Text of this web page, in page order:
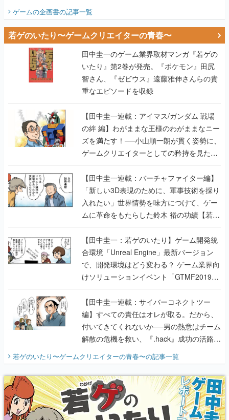
ビュー】
ゲームの企画書の記事一覧
若ゲのいたり〜ゲームクリエイターの青春〜
田中圭一のゲーム業界取材マンガ『若ゲの
いたり』第2巻が発売。『ポケモン』田尻
智さん、『ゼビウス』遠藤雅伸さんらの貴
重なエピソードを収録
【田中圭一連載：アイマス/ガンダム 戦場
の絆 編】わがままな王様のわがままなニー
ズを満たす！──小山順一朗が貫く姿勢に、
ゲームクリエイターとしての矜持を見た
【若ゲのいたり最終回】
【田中圭一連載：バーチャファイター編】
「新しい3D表現のために、軍事技術を採り
入れたい」世界情勢を味方につけて、ゲー
ムに革命をもたらした鈴木 裕の功績【若ゲ
のいたり】
【田中圭一：若ゲのいたり】ゲーム開発統
合環境「Unreal Engine」最新バージョン
で、開発環境はどう変わる？ ゲーム業界向
けソリューションイベント「GTMF2019」
に行って、より理解を深めよう【PR】
【田中圭一連載：サイバーコネクトツー
編】すべての責任はオレが取る。だから、
付いてきてくれないか──男の熱意はチーム
解散の危機を救い、『.hack』成功の活路を
開く。業界の快男児・松山 洋に流れる血は
『少年ジャンプ』色だった【若ゲのいた
り】
若ゲのいたり〜ゲームクリエイターの青春〜の記事一覧